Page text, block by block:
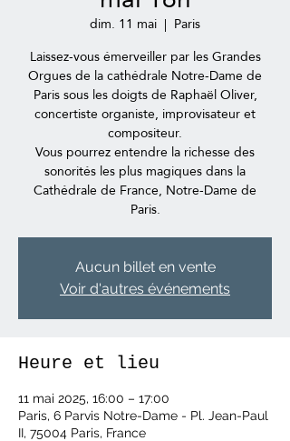
dim. 11 mai
  |
Paris
Laissez-vous émerveiller par les Grandes
Orgues de la cathédrale Notre-Dame de
Paris sous les doigts de Raphaël Oliver,
concertiste organiste, improvisateur et
compositeur.
Vous pourrez entendre la richesse des
sonorités les plus magiques dans la
Cathédrale de France, Notre-Dame de
Paris.
Aucun billet en vente
Voir d'autres événements
Heure et lieu
11 mai 2025, 16:00 – 17:00
Paris, 6 Parvis Notre-Dame - Pl. Jean-Paul
II, 75004 Paris, France